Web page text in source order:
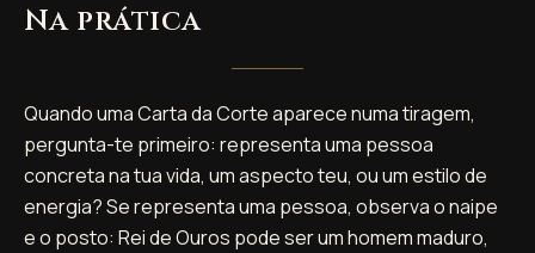
Na prática
Quando uma Carta da Corte aparece numa tiragem,
pergunta-te primeiro: representa uma pessoa
concreta na tua vida, um aspecto teu, ou um estilo de
energia? Se representa uma pessoa, observa o naipe
e o posto: Rei de Ouros pode ser um homem maduro,